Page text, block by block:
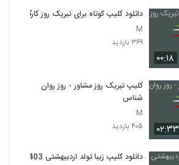
۰۰:۱۸
دانلود کلیپ کوتاه برای تبریک روز کارگر
M
۳۶۹ بازدید
۰۲:۳۳
کلیپ تبریک روز مشاور - روز روان
شناس
M
۴۰۵ بازدید
دانلود کلیپ زیبا تولد اردیبهشتی 1403